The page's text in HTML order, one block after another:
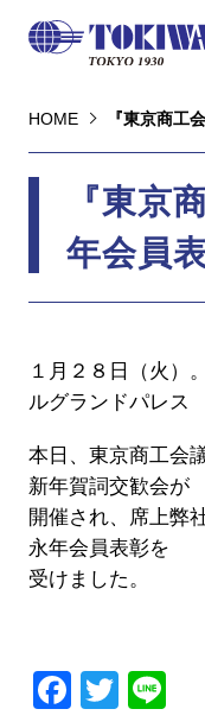
HOME 『東京商工
『東京
年会員表
１月２８
ルグランドパレス
本日、東京商工
新年賀詞交歓会が
開催され、席上弊
永年会員表彰を
受けました。